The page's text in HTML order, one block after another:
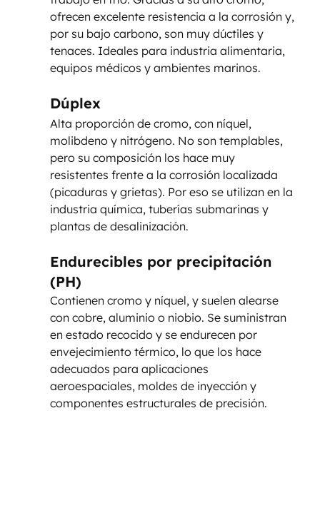
ofrecen excelente resistencia a la corrosión y,
por su bajo carbono, son muy dúctiles y
tenaces. Ideales para industria alimentaria,
equipos médicos y ambientes marinos.
Dúplex
Alta proporción de cromo, con níquel,
molibdeno y nitrógeno. No son templables,
pero su composición los hace muy
resistentes frente a la corrosión localizada
(picaduras y grietas). Por eso se utilizan en la
industria química, tuberías submarinas y
plantas de desalinización.
Endurecibles por precipitación
(PH)
Contienen cromo y níquel, y suelen alearse
con cobre, aluminio o niobio. Se suministran
en estado recocido y se endurecen por
envejecimiento térmico, lo que los hace
adecuados para aplicaciones
aeroespaciales, moldes de inyección y
componentes estructurales de precisión.